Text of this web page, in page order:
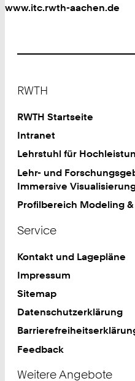
www.itc.rwth-aachen.de
RWTH
RWTH Startseite
Intranet
Lehrstuhl für
Lehr- und
Immersive
Profilbereich Modeling
Service
Kontakt und Lagepläne
Impressum
Sitemap
Datenschutzerklärung
Feedback
Weitere Angebote